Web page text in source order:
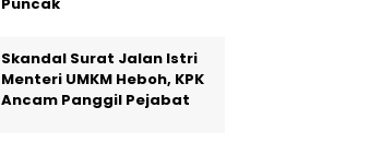
Skandal Surat Jalan Istri
Menteri UMKM Heboh, KPK
Ancam Panggil Pejabat